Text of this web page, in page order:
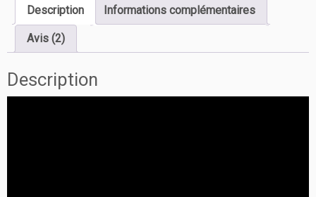
Description Informations complémentaires
Avis (2)
Description